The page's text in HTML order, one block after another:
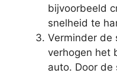
bijvoorbeeld
snelheid te
Verminder de
verhogen het
auto. Door de